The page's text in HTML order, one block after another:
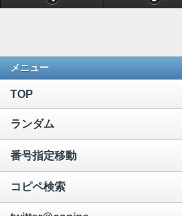
メニュー
TOP
ランダム
番号指定移動
コピペ検索